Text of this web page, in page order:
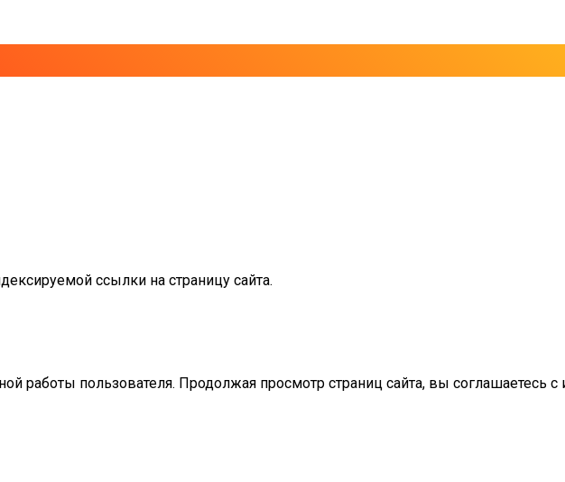
ссылки на страницу сайта.
работы пользователя. Продолжая просмотр страниц сайта, вы соглашаетесь